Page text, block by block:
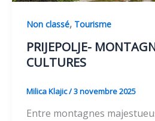
Non classé, Tourisme
PRIJEPOLJE-
CULTURES
Milica Klajic/3 novembre 2025
Entre montagnes